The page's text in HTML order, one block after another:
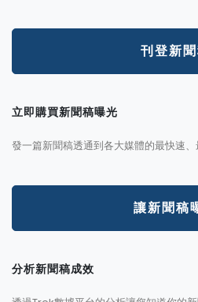
刊登新
立即購買新聞稿曝光
發一篇新聞稿透通到各大媒體的最快速、
讓新聞稿
分析新聞稿成效